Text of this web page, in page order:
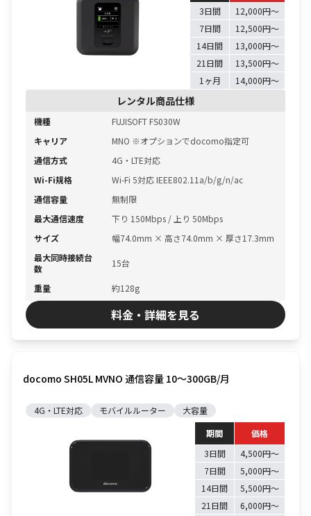
3日間
12,000円〜
7日間
12,500円〜
14日間
13,000円〜
21日間
13,500円〜
1ヶ月
14,000円〜
レンタル商品仕様
機種
FUJISOFT FS030W
キャリア
MNO ※オプションでdocomo指定可
通信方式
4G・LTE対応
Wi-Fi規格
Wi-Fi 5対応 IEEE802.11a/b/g/n/ac
通信容量
無制限
最大通信速度
下り 150Mbps / 上り 50Mbps
サイズ
幅74.0mm × 高さ74.0mm × 厚さ17.3mm
最大同時接続台
数
15台
重量 約128g
料金・詳細を見る
docomo SH05L MVNO 通信容量 10〜300GB/月
4G・LTE対応 モバイルルーター
大容量
期間
価格
3日間
4,500円〜
7日間
5,000円〜
14日間
5,500円〜
21日間
6,000円〜